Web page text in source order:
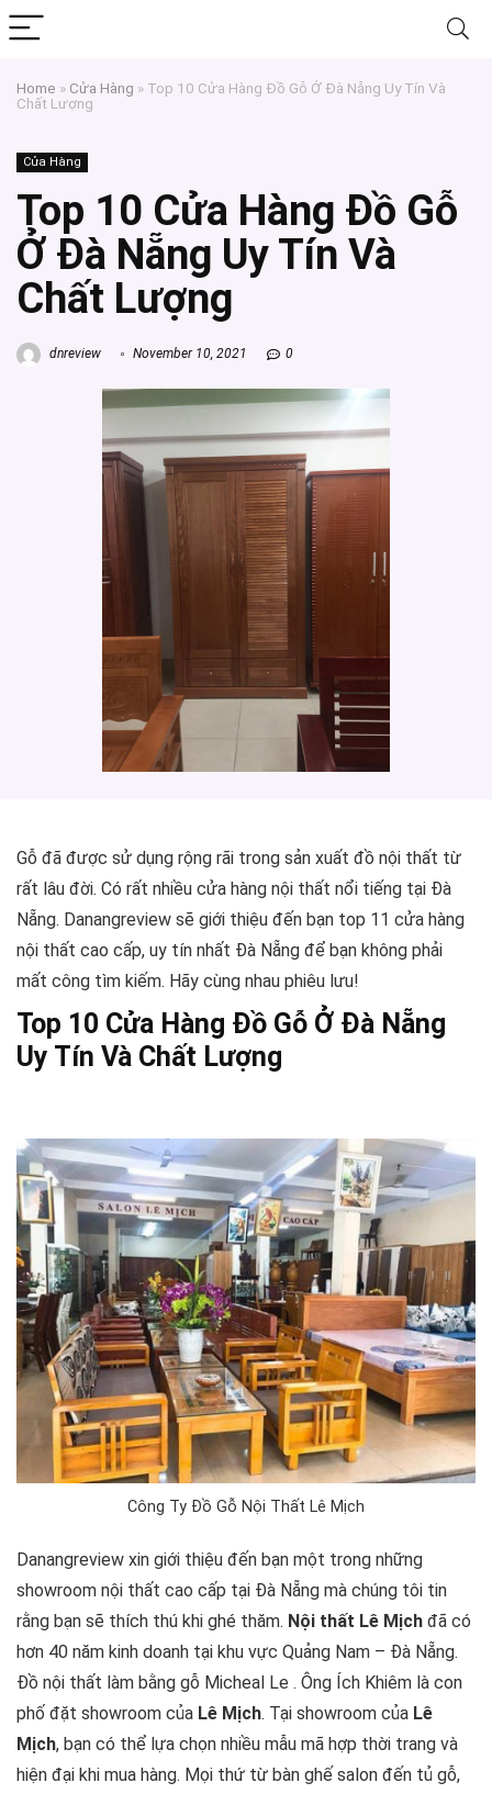
Home » Cửa Hàng » Top 10 Cửa Hàng Đồ Gỗ Ở Đà Nẵng Uy Tín Và
Chất Lượng
Cửa Hàng
Top 10 Cửa Hàng Đồ Gỗ
Ở Đà Nẵng Uy Tín Và
Chất Lượng
dnreview November 10, 2021 0
Gỗ đã được sử dụng rộng rãi trong sản xuất đồ nội thất từ
rất lâu đời. Có rất nhiều cửa hàng nội thất nổi tiếng tại Đà
Nẵng. Danangreview sẽ giới thiệu đến bạn top 11 cửa hàng
nội thất cao cấp, uy tín nhất Đà Nẵng để bạn không phải
mất công tìm kiếm. Hãy cùng nhau phiêu lưu!
Top 10 Cửa Hàng Đồ Gỗ Ở Đà Nẵng
Uy Tín Và Chất Lượng
Công Ty Đồ Gỗ Nội Thất Lê Mịch
Danangreview xin giới thiệu đến bạn một trong những
showroom nội thất cao cấp tại Đà Nẵng mà chúng tôi tin
rằng bạn sẽ thích thú khi ghé thăm. Nội thất Lê Mịch đã có
hơn 40 năm kinh doanh tại khu vực Quảng Nam – Đà Nẵng.
Đồ nội thất làm bằng gỗ Micheal Le . Ông Ích Khiêm là con
phố đặt showroom của Lê Mịch. Tại showroom của Lê
Mịch, bạn có thể lựa chọn nhiều mẫu mã hợp thời trang và
hiện đại khi mua hàng. Mọi thứ từ bàn ghế salon đến tủ gỗ,